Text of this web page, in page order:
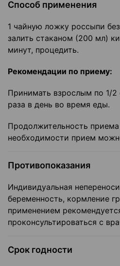
Способ применения
1 чайную ложку россыпи
залить стаканом (200 мл)
минут, процедить.
Рекомендации по приему:
Принимать взрослым по 1/2
раза в день во время еды.
Продолжительность
необходимости прием
Противопоказания
Индивидуальная
беременность, кормление
применением
проконсультироваться с
Срок годности